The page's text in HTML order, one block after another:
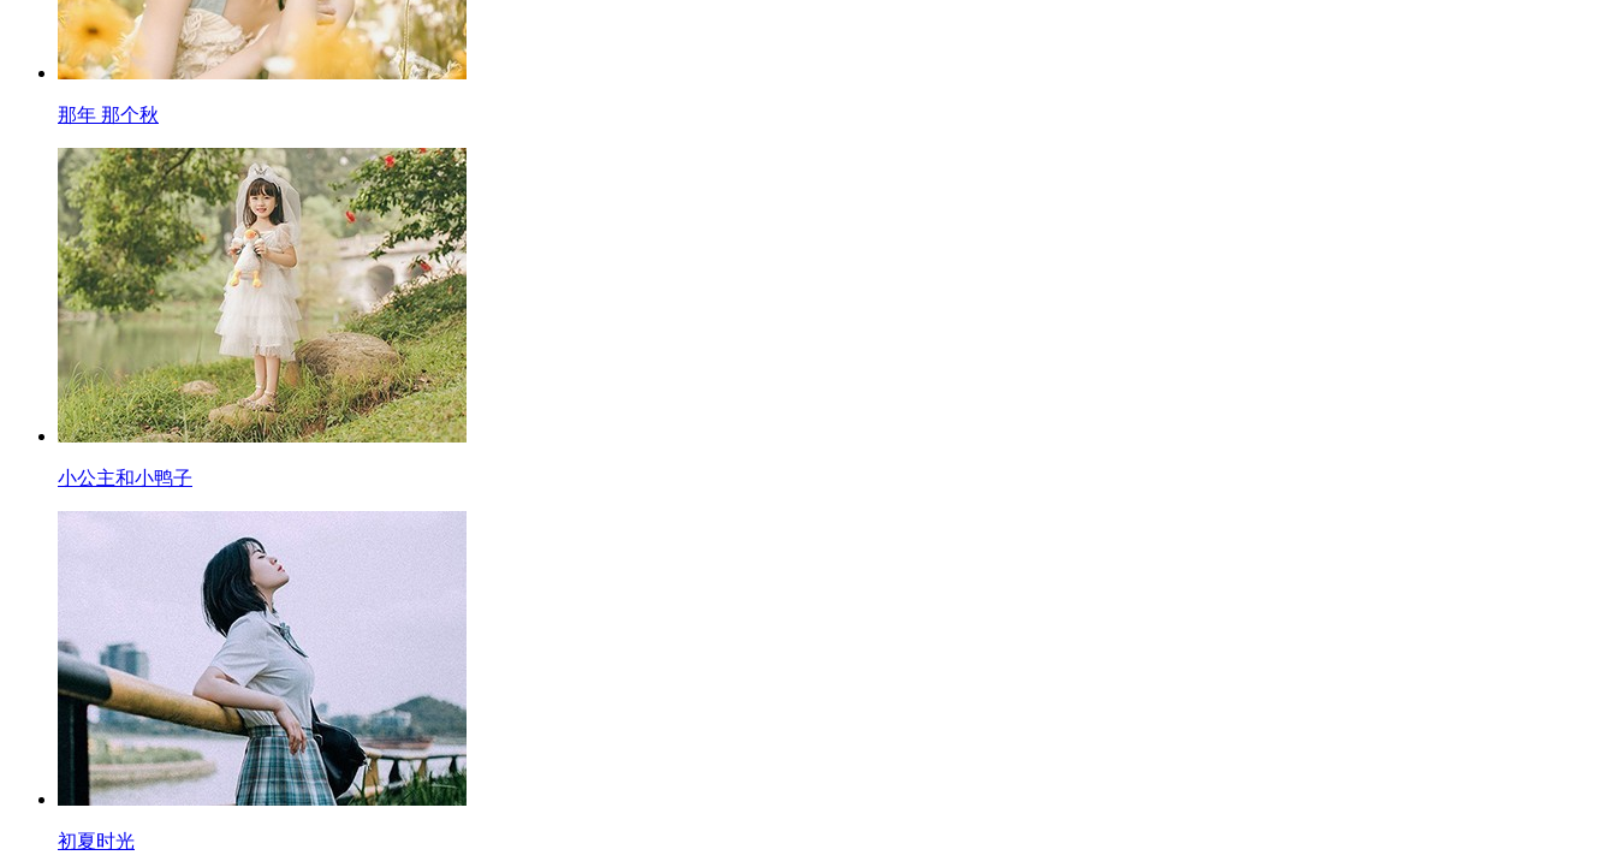
那年 那个秋
小公主和小鸭子
初夏时光